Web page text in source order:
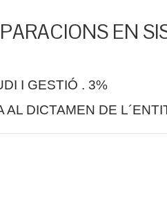
EN
I GESTIÓ . 3%
AL DICTAMEN DE